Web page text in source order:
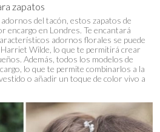
zapatos
del tacón, estos zapatos de
encargo en Londres. Te encantará
adornos florales se puede
Wilde, lo que te permitirá crear
Además, todos los modelos de
lo que te permite combinarlos a la
o añadir un toque de color vivo a